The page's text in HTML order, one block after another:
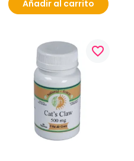
Añadir al carrito
favorite_border